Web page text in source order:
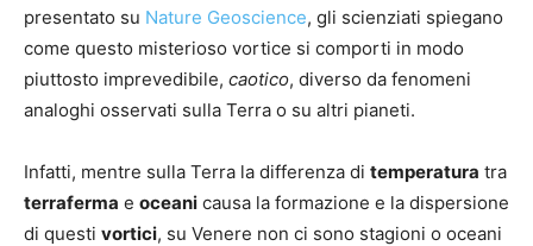
presentato su Nature Geoscience, gli scienziati spiegano
come questo misterioso vortice si comporti in modo
piuttosto imprevedibile, caotico, diverso da fenomeni
analoghi osservati sulla Terra o su altri pianeti.
Infatti, mentre sulla Terra la differenza di temperatura tra
terraferma e oceani causa la formazione e la dispersione
di questi vortici, su Venere non ci sono stagioni o oceani